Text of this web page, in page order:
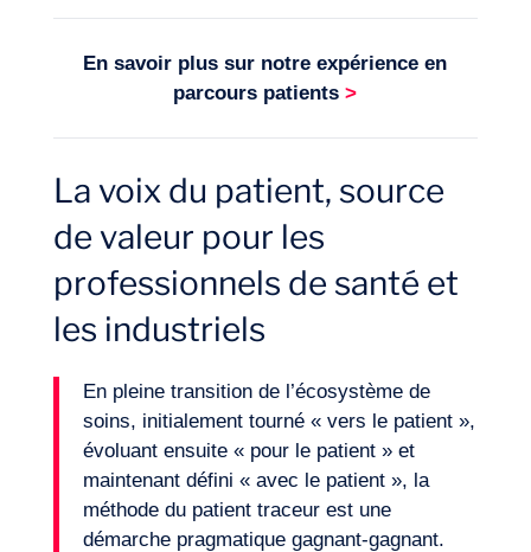
En savoir plus sur notre expérience en
parcours patients >
La voix du patient, source
de valeur pour les
professionnels de santé et
les industriels
En pleine transition de l’écosystème de
soins, initialement tourné « vers le patient »,
évoluant ensuite « pour le patient » et
maintenant défini « avec le patient », la
méthode du patient traceur est une
démarche pragmatique gagnant-gagnant.